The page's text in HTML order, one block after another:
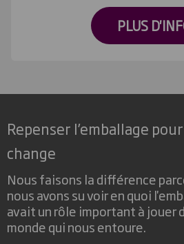
PLUS
Repenser l’emballage
change
Nous faisons la différence
nous avons su voir en quoi
avait un rôle important à jouer
monde qui nous entoure.